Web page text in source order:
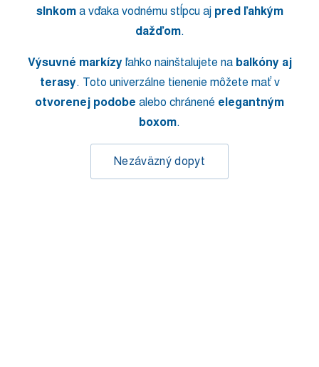
slnkoma vďaka vodnému stĺpcu aj pred ľahkým
dažďom.
Výsuvné markízyľahko nainštalujete na balkóny aj
terasy. Toto univerzálne tienenie môžete mať v
otvorenej podobe alebo chránené elegantným
boxom.
Nezáväzný dopyt